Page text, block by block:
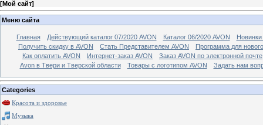
[Мой сайт]
Меню сайта
Главная Действующий каталог 07/2020 AVON Каталог 06/2020 AVON
Новинки
Получить скидку в AVON
Стать Представителем AVON
Программа для
Как оплатить AVON
Интернет-заказ AVON
Заказ AVON по электронной почте
Avon в Твери и Тверской области
Товары с логотипом AVON Задать нам
Categories
Красота и здоровье
Музыка